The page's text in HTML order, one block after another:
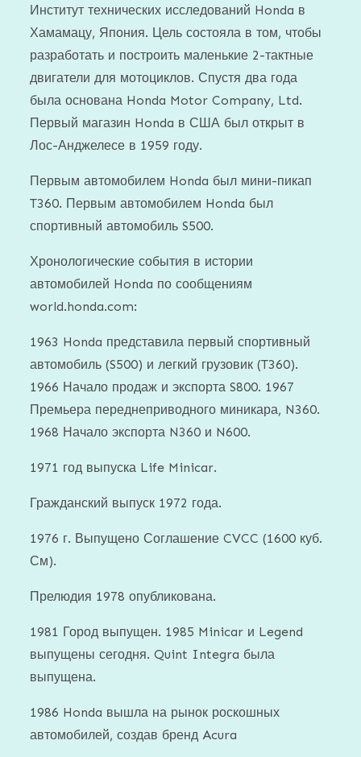
Институт технических исследований Honda в
Хамамацу, Япония. Цель состояла в том, чтобы
разработать и построить маленькие 2-тактные
двигатели для мотоциклов. Спустя два года
была основана Honda Motor Company, Ltd.
Первый магазин Honda в США был открыт в
Лос-Анджелесе в 1959 году.
Первым автомобилем Honda был мини-пикап
T360. Первым автомобилем Honda был
спортивный автомобиль S500.
Хронологические события в истории
автомобилей Honda по сообщениям
world.honda.com:
1963 Honda представила первый спортивный
автомобиль (S500) и легкий грузовик (T360).
1966 Начало продаж и экспорта S800. 1967
Премьера переднеприводного миникара, N360.
1968 Начало экспорта N360 и N600.
1971 год выпуска Life Minicar.
Гражданский выпуск 1972 года.
1976 г. Выпущено Соглашение CVCC (1600 куб.
См).
Прелюдия 1978 опубликована.
1981 Город выпущен. 1985 Minicar и Legend
выпущены сегодня. Quint Integra была
выпущена.
1986 Honda вышла на рынок роскошных
автомобилей, создав бренд Acura